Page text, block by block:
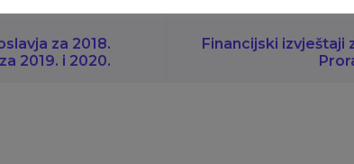
za 2018.
2019. i 2020.
Financijski izvještaji